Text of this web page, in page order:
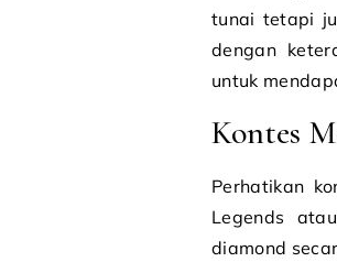
tunai tetapi
dengan
untuk
Kontes
Perhatikan
Legends
diamond